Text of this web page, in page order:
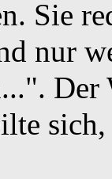
Sie
nur
Der